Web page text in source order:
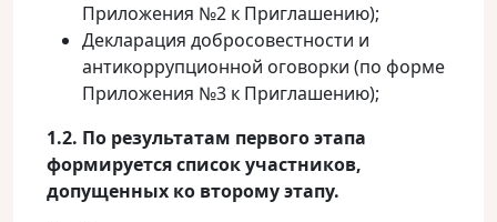
Приложения №2 к Приглашению);
Декларация добросовестности и
антикоррупционной оговорки (по форме
Приложения №3 к Приглашению);
1.2. По результатам первого этапа
формируется список участников,
допущенных ко второму этапу.